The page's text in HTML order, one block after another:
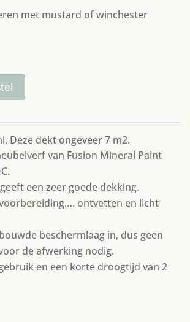
met mustard ofwinchester
Deze dekt ongeveer 7 m2.
van Fusion Mineral Paint
een zeer goede dekking.
ontvetten en licht
beschermlaag in, dus geen
de afwerking nodig.
en een korte droogtijd van 2